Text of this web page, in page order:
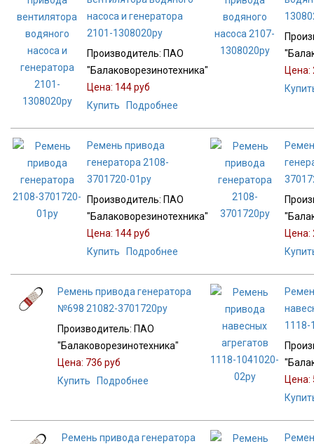
насоса и генератора
2101-1308020ру
Производитель: ПАО
"Балаковорезинотехника"
Цена: 144 руб
Купить
Подробнее
Цена:
Ремень привода
генератора 2108-
3701720-01ру
Производитель: ПАО
"Балаковорезинотехника"
Цена: 144 руб
Купить
Подробнее
Цена:
Ремень привода генератора
№698 21082-3701720ру
Производитель: ПАО
"Балаковорезинотехника"
Цена: 736 руб
Купить
Подробнее
1118-
Цена:
Ремень привода генератора